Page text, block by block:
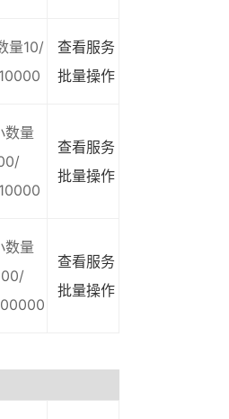
量10/
查看服务
批量操作
数量
查看服务
批量操作
数量
查看服务
批量操作